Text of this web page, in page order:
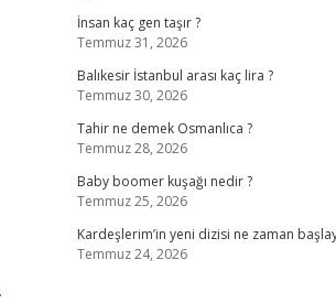
İnsan kaç gen taşır ?
Temmuz 31, 2026
Balıkesir İstanbul arası kaç lira ?
Temmuz 30, 2026
Tahir ne demek Osmanlıca ?
Temmuz 28, 2026
Baby boomer kuşağı nedir ?
Temmuz 25, 2026
Kardeşlerim’in yeni dizisi ne zaman
Temmuz 24, 2026